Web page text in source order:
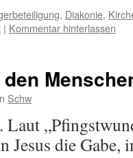
, Diakonie,
| Kommentar hinterlassen
Schw
Jesus die Gabe,